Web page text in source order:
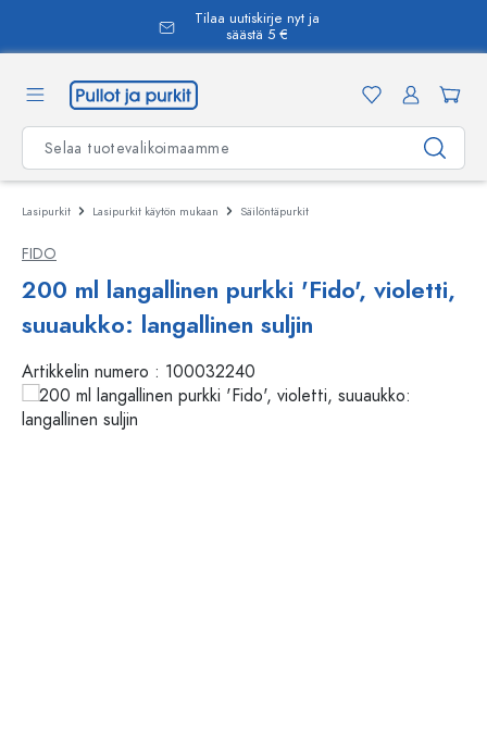
Tilaa uutiskirje nyt ja
säästä 5 €
Lasipurkit Lasipurkit käytön mukaan Säilöntäpurkit
FIDO
200 ml langallinen purkki 'Fido', violetti,
suuaukko: langallinen suljin
Artikkelin numero : 100032240